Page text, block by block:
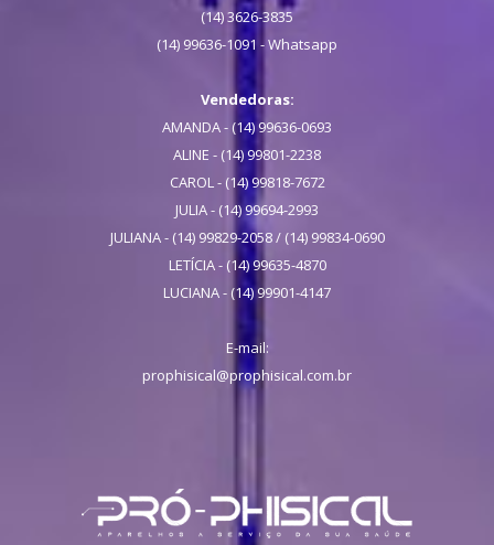
(14) 3626-3835
(14) 99636-1091 - Whatsapp
Vendedoras:
AMANDA - (14) 99636-0693
ALINE - (14) 99801-2238
CAROL - (14) 99818-7672
JULIA - (14) 99694-2993
JULIANA - (14) 99829-2058 / (14) 99834-0690
LETÍCIA - (14) 99635-4870
LUCIANA - (14) 99901-4147
E-mail:
prophisical@prophisical.com.br